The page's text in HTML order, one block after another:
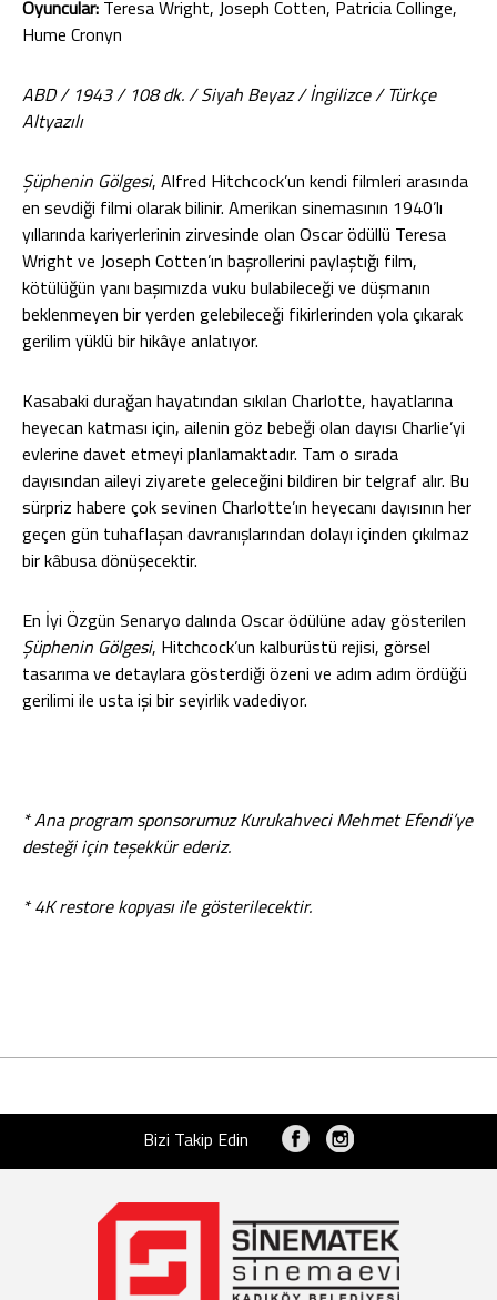
Oyuncular: Teresa Wright, Joseph Cotten, Patricia Collinge,
Hume Cronyn
ABD / 1943 / 108 dk. / Siyah Beyaz / İngilizce / Türkçe
Altyazılı
Şüphenin Gölgesi, Alfred Hitchcock’un kendi filmleri arasında
en sevdiği filmi olarak bilinir. Amerikan sinemasının 1940’lı
yıllarında kariyerlerinin zirvesinde olan Oscar ödüllü Teresa
Wright ve Joseph Cotten’ın başrollerini paylaştığı film,
kötülüğün yanı başımızda vuku bulabileceği ve düşmanın
beklenmeyen bir yerden gelebileceği fikirlerinden yola çıkarak
gerilim yüklü bir hikâye anlatıyor.
Kasabaki durağan hayatından sıkılan Charlotte, hayatlarına
heyecan katması için, ailenin göz bebeği olan dayısı Charlie’yi
evlerine davet etmeyi planlamaktadır. Tam o sırada
dayısından aileyi ziyarete geleceğini bildiren bir telgraf alır. Bu
sürpriz habere çok sevinen Charlotte’ın heyecanı dayısının her
geçen gün tuhaflaşan davranışlarından dolayı içinden çıkılmaz
bir kâbusa dönüşecektir.
En İyi Özgün Senaryo dalında Oscar ödülüne aday gösterilen
Şüphenin Gölgesi, Hitchcock’un kalburüstü rejisi, görsel
tasarıma ve detaylara gösterdiği özeni ve adım adım ördüğü
gerilimi ile usta işi bir seyirlik vadediyor.
* Ana program sponsorumuz Kurukahveci Mehmet Efendi’ye
desteği için teşekkür ederiz.
* 4K restore kopyası ile gösterilecektir.
Bizi Takip Edin